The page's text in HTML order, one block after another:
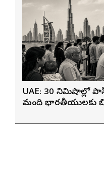
UAE: 30 నిమిషాల్లో
మంది భారతీయులకు